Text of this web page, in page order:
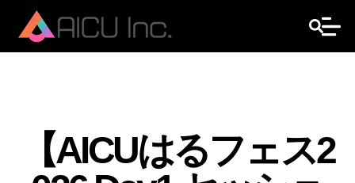
【AICUはるフェス2